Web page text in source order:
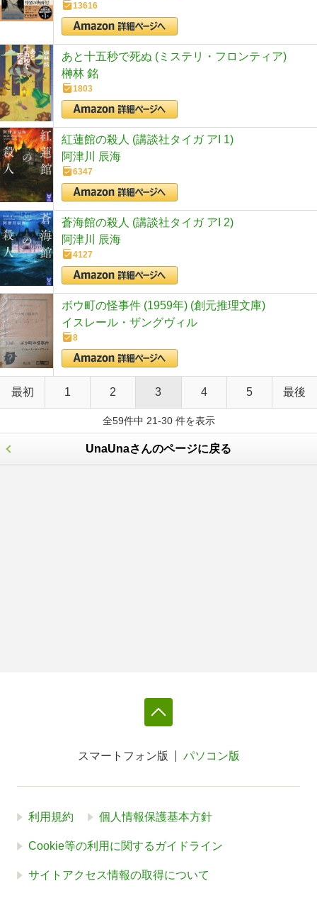
13616
あと十五秒で死ぬ (ミステリ・フロンティア)
榊林 銘
1803
紅蓮館の殺人 (講談社タイガ アI 1)
阿津川 辰海
6347
蒼海館の殺人 (講談社タイガ アI 2)
阿津川 辰海
4127
ボウ町の怪事件 (1959年) (創元推理文庫)
イスレール・ザングヴィル
8
最初 1 2 3 4 5 最後
全59件中 21-30 件を表示
UnaUnaさんのページに戻る
スマートフォン版 パソコン版
利用規約 個人情報保護基本方針
Cookie等の利用に関するガイドライン
サイトアクセス情報の取得について